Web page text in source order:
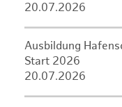
20.07.2026
Ausbildung
Start 2026
20.07.2026